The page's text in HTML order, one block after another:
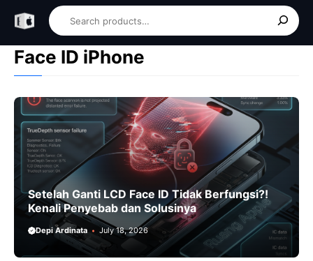
content
Face ID iPhone
Setelah Ganti LCD Face ID Tidak Berfungsi?!
Kenali Penyebab dan Solusinya
Depi Ardinata July 18, 2026